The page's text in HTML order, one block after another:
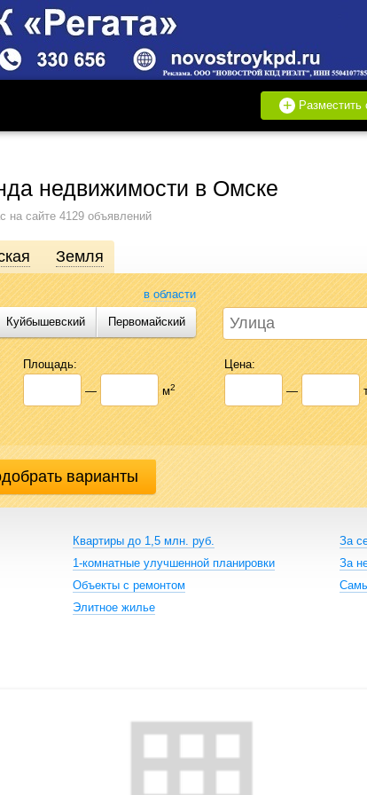
+ Разместить
недвижимости в Омске
на сайте 4129 объявлений
инвесторов и застройщиков. Продать или купить
чтобы сэкономить время и силы в поисках нужного варианта.
Земля
в области
Куйбышевский Первомайский
Площадь:
—
м2
Цена:
—
Квартиры до 1,5 млн. руб.
1-комнатные улучшенной планировки
Объекты с ремонтом
Элитное жилье
За
За